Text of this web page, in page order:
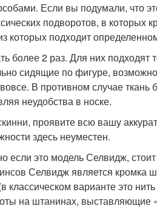
Если вы подумали, что
подворотов, в которых
которых подходит
более 2 раз. Для них
сидящие по фигуре,
В противном случае ткань
неудобства в носке.
проявите всю вашу
здесь неуместен.
если это модель Селвидж,
Селвидж является кромка
классическом варианте это
на штанинах,